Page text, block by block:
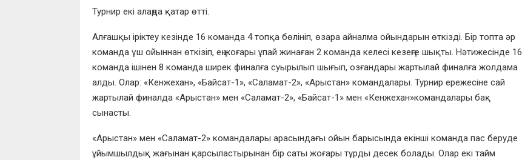
Турнир екі алаңда қатар өтті.
Алғашқы іріктеу кезінде 16 команда 4топқа бөлініп, өзара айналма ойындарын өткізді. Бір топта әр
команда үш ойыннан өткізіп, ең жоғары ұпай жинаған 2 команда келесі кезеңге шықты. Нәтижесінде 16
команда ішінен 8 команда ширек финалға суырылып шығып, озғандары жартылай финалға жолдама
алды. Олар: «Кенжехан», «Байсат-1», «Саламат-2», «Арыстан» командалары. Турнир ережесіне сай
жартылай финалда «Арыстан» мен «Саламат-2», «Байсат-1 » мен «Кенжехан»командалары бақ
сынасты.
«Арыстан» мен «Саламат-2» командалары арасындағы ойын барысында екінші команда пас беруде
ұйымшылдық жағынан қарсыластырынан бір саты жоғары тұрды десек болады. Олар екі тайм